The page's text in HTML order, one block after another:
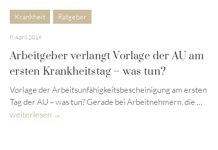
Krankheit Ratgeber
8. April 2016
Arbeitgeber verlangt Vorlage der AU am
ersten Krankheitstag – was tun?
Vorlage der Arbeitsunfähigkeitsbescheinigung am ersten
Tag der AU – was tun? Gerade bei Arbeitnehmern, die …
weiterlesen